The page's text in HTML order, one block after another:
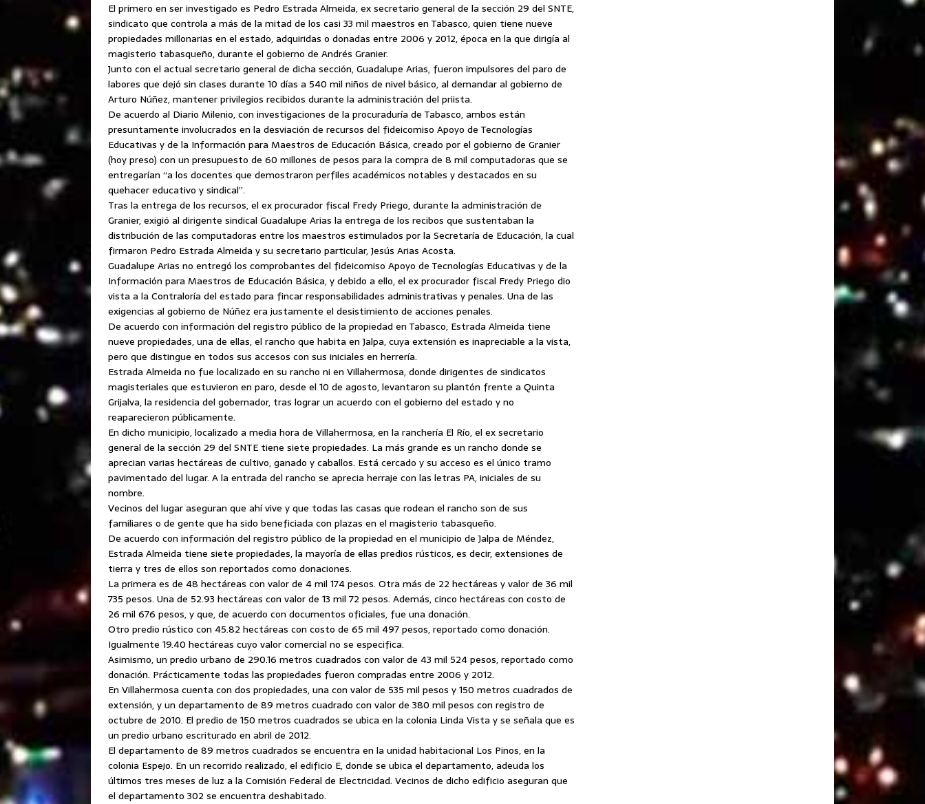
El primero en ser investigado es Pedro Estrada Almeida, ex secretario general de la sección 29 del SNTE,
sindicato que controla a más de la mitad de los casi 33 mil maestros en Tabasco, quien tiene nueve
propiedades millonarias en el estado, adquiridas o donadas entre 2006 y 2012, época en la que dirigía al
magisterio tabasqueño, durante el gobierno de Andrés Granier.
Junto con el actual secretario general de dicha sección, Guadalupe Arias, fueron impulsores del paro de
labores que dejó sin clases durante 10 días a 540 mil niños de nivel básico, al demandar al gobierno de
Arturo Núñez, mantener privilegios recibidos durante la administración del priista.
De acuerdo al Diario Milenio, con investigaciones de la procuraduría de Tabasco, ambos están
presuntamente involucrados en la desviación de recursos del fideicomiso Apoyo de Tecnologías
Educativas y de la Información para Maestros de Educación Básica, creado por el gobierno de Granier
(hoy preso) con un presupuesto de 60 millones de pesos para la compra de 8 mil computadoras que se
entregarían “a los docentes que demostraron perfiles académicos notables y destacados en su
quehacer educativo y sindical”.
Tras la entrega de los recursos, el ex procurador fiscal Fredy Priego, durante la administración de
Granier, exigió al dirigente sindical Guadalupe Arias la entrega de los recibos que sustentaban la
distribución de las computadoras entre los maestros estimulados por la Secretaría de Educación, la cual
firmaron Pedro Estrada Almeida y su secretario particular, Jesús Arias Acosta.
Guadalupe Arias no entregó los comprobantes del fideicomiso Apoyo de Tecnologías Educativas y de la
Información para Maestros de Educación Básica, y debido a ello, el ex procurador fiscal Fredy Priego dio
vista a la Contraloría del estado para fincar responsabilidades administrativas y penales. Una de las
exigencias al gobierno de Núñez era justamente el desistimiento de acciones penales.
De acuerdo con información del registro público de la propiedad en Tabasco, Estrada Almeida tiene
nueve propiedades, una de ellas, el rancho que habita en Jalpa, cuya extensión es inapreciable a la vista,
pero que distingue en todos sus accesos con sus iniciales en herrería.
Estrada Almeida no fue localizado en su rancho ni en Villahermosa, donde dirigentes de sindicatos
magisteriales que estuvieron en paro, desde el 10 de agosto, levantaron su plantón frente a Quinta
Grijalva, la residencia del gobernador, tras lograr un acuerdo con el gobierno del estado y no
reaparecieron públicamente.
En dicho municipio, localizado a media hora de Villahermosa, en la ranchería El Río, el ex secretario
general de la sección 29 del SNTE tiene siete propiedades. La más grande es un rancho donde se
aprecian varias hectáreas de cultivo, ganado y caballos. Está cercado y su acceso es el único tramo
pavimentado del lugar. A la entrada del rancho se aprecia herraje con las letras PA, iniciales de su
nombre.
Vecinos del lugar aseguran que ahí vive y que todas las casas que rodean el rancho son de sus
familiares o de gente que ha sido beneficiada con plazas en el magisterio tabasqueño.
De acuerdo con información del registro público de la propiedad en el municipio de Jalpa de Méndez,
Estrada Almeida tiene siete propiedades, la mayoría de ellas predios rústicos, es decir, extensiones de
tierra y tres de ellos son reportados como donaciones.
La primera es de 48 hectáreas con valor de 4 mil 174 pesos. Otra más de 22 hectáreas y valor de 36 mil
735 pesos. Una de 52.93 hectáreas con valor de 13 mil 72 pesos. Además, cinco hectáreas con costo de
26 mil 676 pesos, y que, de acuerdo con documentos oficiales, fue una donación.
Otro predio rústico con 45.82 hectáreas con costo de 65 mil 497 pesos, reportado como donación.
Igualmente 19.40 hectáreas cuyo valor comercial no se especifica.
Asimismo, un predio urbano de 290.16 metros cuadrados con valor de 43 mil 524 pesos, reportado como
donación. Prácticamente todas las propiedades fueron compradas entre 2006 y 2012.
En Villahermosa cuenta con dos propiedades, una con valor de 535 mil pesos y 150 metros cuadrados de
extensión, y un departamento de 89 metros cuadrado con valor de 380 mil pesos con registro de
octubre de 2010. El predio de 150 metros cuadrados se ubica en la colonia Linda Vista y se señala que es
un predio urbano escriturado en abril de 2012.
El departamento de 89 metros cuadrados se encuentra en la unidad habitacional Los Pinos, en la
colonia Espejo. En un recorrido realizado, el edificio E, donde se ubica el departamento, adeuda los
últimos tres meses de luz a la Comisión Federal de Electricidad. Vecinos de dicho edificio aseguran que
el departamento 302 se encuentra deshabitado.